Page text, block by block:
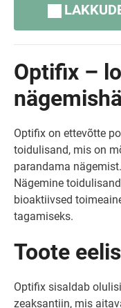
Optifix –
Optifix on ettevõtte
toidulisand, mis on
parandama
Nägemine
bioaktiivsed
tagamiseks.
Toote
Optifix sisaldab
zeaksantiin, mis